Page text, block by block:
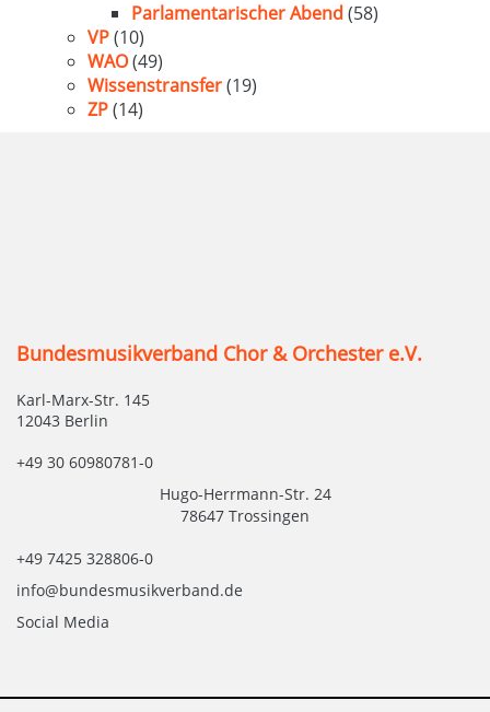
Parlamentarischer Abend (58)
VP(10)
WAO(49)
Wissenstransfer(19)
ZP(14)
Bundesmusikverband Chor & Orchester e.V.
Karl-Marx-Str. 145
12043 Berlin
+49 30 60980781-0
Hugo-Herrmann-Str. 24
78647 Trossingen
+49 7425 328806-0
info@bundesmusikverband.de
Social Media